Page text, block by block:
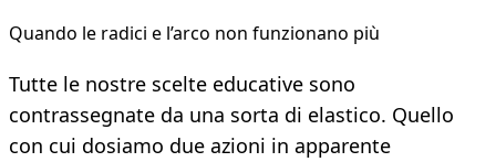
Quando le radici e l’arco non funzionano più
Tutte le nostre scelte educative sono
contrassegnate da una sorta di elastico. Quello
con cui dosiamo due azioni in apparente